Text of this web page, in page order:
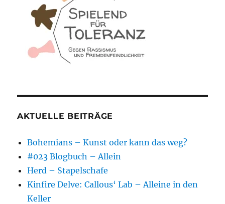
AKTUELLE BEITRÄGE
Bohemians – Kunst oder kann das weg?
#023 Blogbuch – Allein
Herd – Stapelschafe
Kinfire Delve: Callous‘ Lab – Alleine in den
Keller